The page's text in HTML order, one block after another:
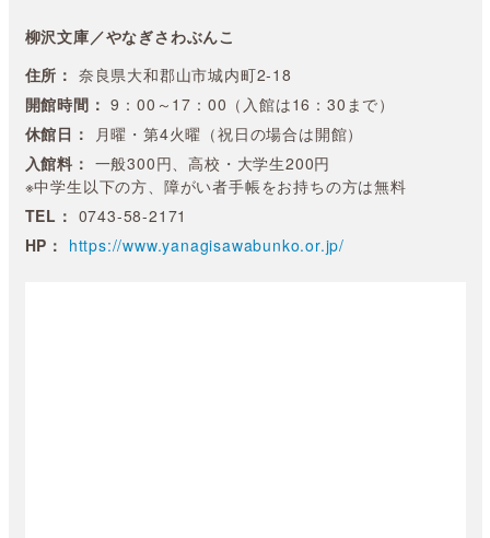
柳沢文庫／やなぎさわぶんこ
住所： 奈良県大和郡山市城内町2-18
開館時間： 9：00～17：00（入館は16：30まで）
休館日：
月曜・第4火曜（祝日の場合は開館）
入館料： 一般300円、高校・大学生200円
※中学生以下の方、障がい者手帳をお持ちの方は無料
TEL： 0743-58-2171
HP： https://www.yanagisawabunko.or.jp/